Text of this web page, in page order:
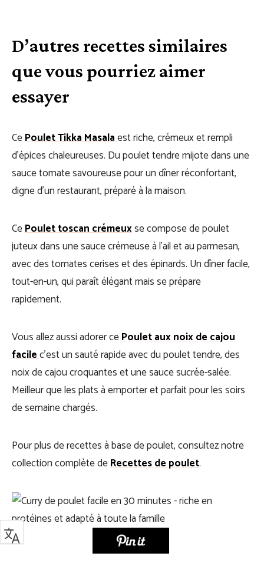
D’autres recettes similaires
que vous pourriez aimer
essayer
CePoulet Tikka Masalaest riche, crémeux et rempli
d’épices chaleureuses. Du poulet tendre mijote dans une
sauce tomate savoureuse pour un dîner réconfortant,
digne d’un restaurant, préparé à la maison.
CePoulet toscan crémeuxse compose de poulet
juteux dans une sauce crémeuse à l’ail et au parmesan,
avec des tomates cerises et des épinards. Un dîner facile,
tout-en-un, qui paraît élégant mais se prépare
rapidement.
Vous allez aussi adorer cePoulet aux noix de cajou
facilec’est un sauté rapide avec du poulet tendre, des
noix de cajou croquantes et une sauce sucrée-salée.
Meilleur que les plats à emporter et parfait pour les soirs
de semaine chargés.
Pour plus de recettes à base de poulet, consultez notre
collection complète deRecettes de poulet.